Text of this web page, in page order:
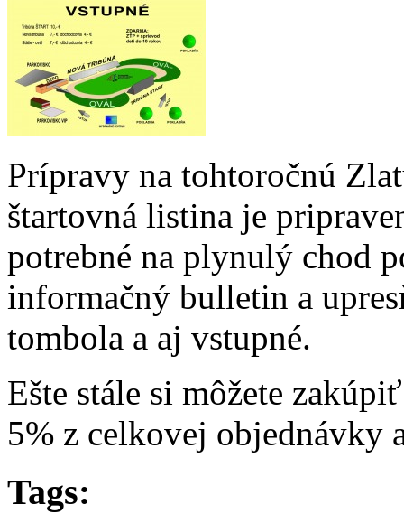
Prípravy na tohtoročnú
štartovná listina je
potrebné na plynulý chod
informačný bulletin a
tombola a aj vstupné.
Ešte stále si môžete
5% z celkovej objednávky
Tags: